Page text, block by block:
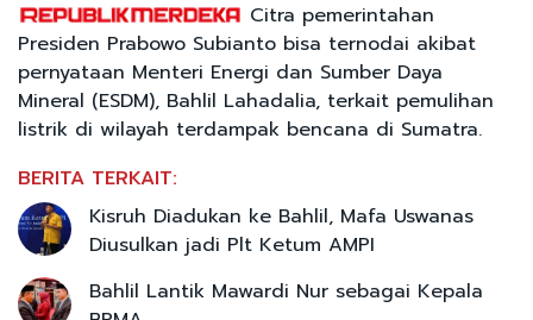
Citra pemerintahan
Presiden Prabowo Subianto bisa ternodai akibat
pernyataan Menteri Energi dan Sumber Daya
Mineral (ESDM), Bahlil Lahadalia, terkait pemulihan
listrik di wilayah terdampak bencana di Sumatra.
BERITA TERKAIT:
Kisruh Diadukan ke Bahlil, Mafa Uswanas
Diusulkan jadi Plt Ketum AMPI
Bahlil Lantik Mawardi Nur sebagai Kepala